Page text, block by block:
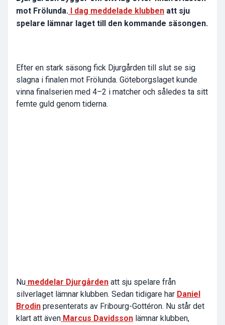
mot Frölunda. I dag meddelade klubben att sju
spelare lämnar laget till den kommande säsongen.
Efter en stark säsong fick Djurgården till slut se sig
slagna i finalen mot Frölunda. Göteborgslaget kunde
vinna finalserien med 4–2 i matcher och således ta sitt
femte guld genom tiderna.
Nu meddelar Djurgården att sju spelare från
silverlaget lämnar klubben. Sedan tidigare har Daniel
Brodin presenterats av Fribourg-Gottéron. Nu står det
klart att även Marcus Davidsson lämnar klubben,